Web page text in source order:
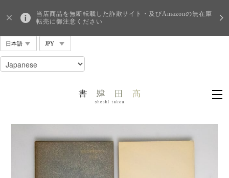
当店商品を無断転載した詐欺サイト・及びAmazonの無在庫
転売に御注意ください